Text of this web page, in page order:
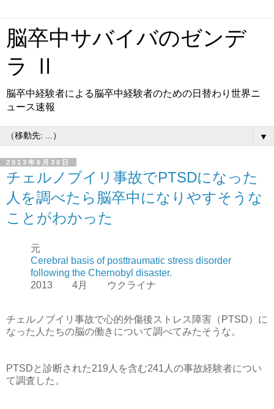
脳卒中サバイバのゼンデ
ラ Ⅱ
脳卒中経験者による脳卒中経験者のための日替わり世界ニ
ュース速報
▼
2013年6月30日
チェルノブイリ事故でPTSDになった
人を調べたら脳卒中になりやすそうな
ことがわかった
元
Cerebral basis of posttraumatic stress disorder
following the Chernobyl disaster.
2013 4月 ウクライナ
チェルノブイリ事故で心的外傷後ストレス障害（PTSD）に
なった人たちの脳の働きについて調べてみたそうな。
PTSDと診断された219人を含む241人の事故経験者につい
て調査した。